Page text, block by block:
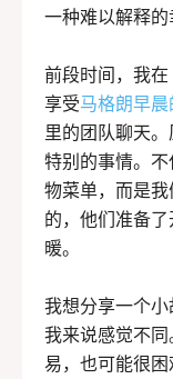
Ruang
Playground
Katering
Nasi Box
Ruang
Playground
Katering
Nasi Box
BAHASA / LANGUAGE
English
一种难以解释的
前段时间，我
享受马格朗早晨
里的团队聊天
特别的事情。
物菜单，而是
的，他们准备
暖。
我想分享一个
我来说感觉不
易，也可能很